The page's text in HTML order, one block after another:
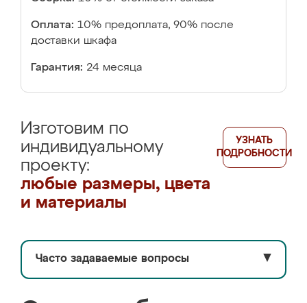
Оплата: 10% предоплата, 90% после
доставки шкафа
Гарантия: 24 месяца
Изготовим по
индивидуальному
проекту:
любые размеры, цвета
и материалы
УЗНАТЬ
ПОДРОБНОСТИ
Часто задаваемые вопросы ▼